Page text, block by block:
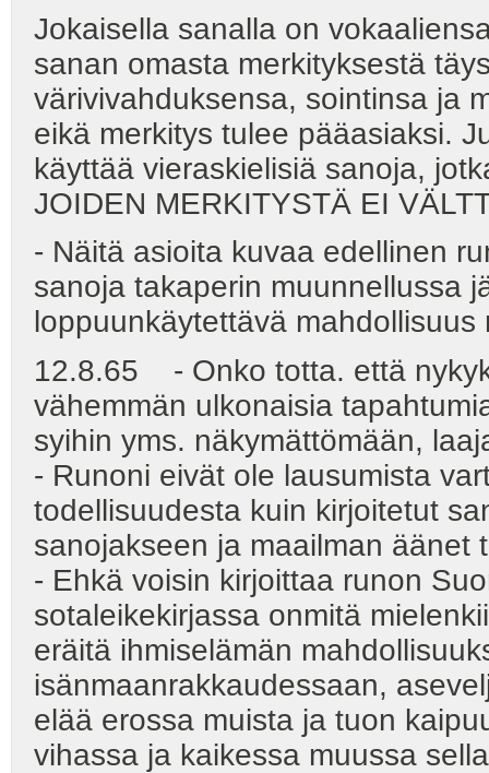
Jokaisella sanalla on
sanan omasta merkityksestä
värivivahduksensa, sointinsa ja
eikä merkitys tulee pääasiaksi.
käyttää vieraskielisiä sanoja,
JOIDEN MERKITYSTÄ EI
- Näitä asioita kuvaa edellinen
sanoja takaperin muunnellussa
loppuunkäytettävä
12.8.65 - Onko totta. että
vähemmän ulkonaisia
syihin yms. näkymättömään,
- Runoni eivät ole lausumista
todellisuudesta kuin kirjoitetut
sanojakseen ja maailman äänet
- Ehkä voisin kirjoittaa runon
sotaleikekirjassa onmitä
eräitä ihmiselämän
isänmaanrakkaudessaan,
elää erossa muista ja tuon
vihassa ja kaikessa muussa